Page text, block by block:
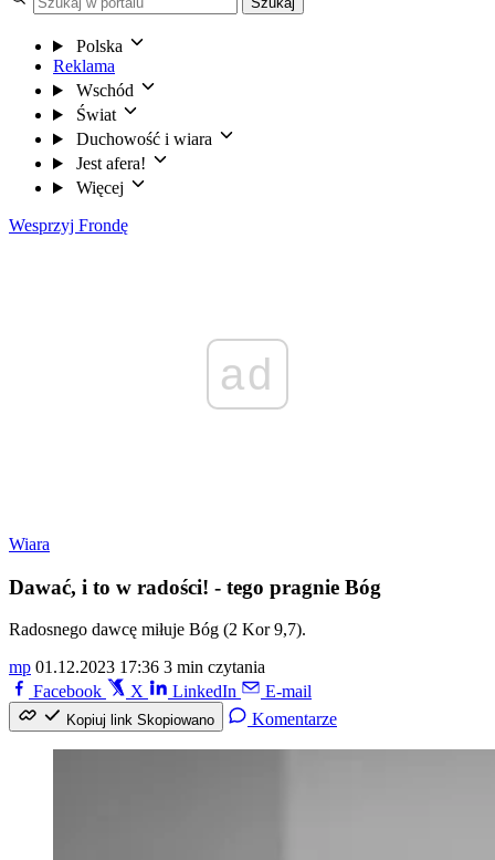
Polska
Reklama
Wschód
Świat
Duchowość i wiara
Jest afera!
Więcej
Wesprzyj Frondę
ad
Wiara
Dawać, i to w radości! - tego pragnie Bóg
Radosnego dawcę miłuje Bóg (2 Kor 9,7).
mp 01.12.2023 17:36 3 min czytania
Facebook
X LinkedIn E-mail
Kopiuj link Skopiowano Komentarze